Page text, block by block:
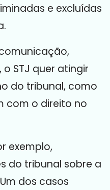
e excluídas
STJ quer atingir
do tribunal, como
com o direito no
exemplo,
do tribunal sobre a
dos casos